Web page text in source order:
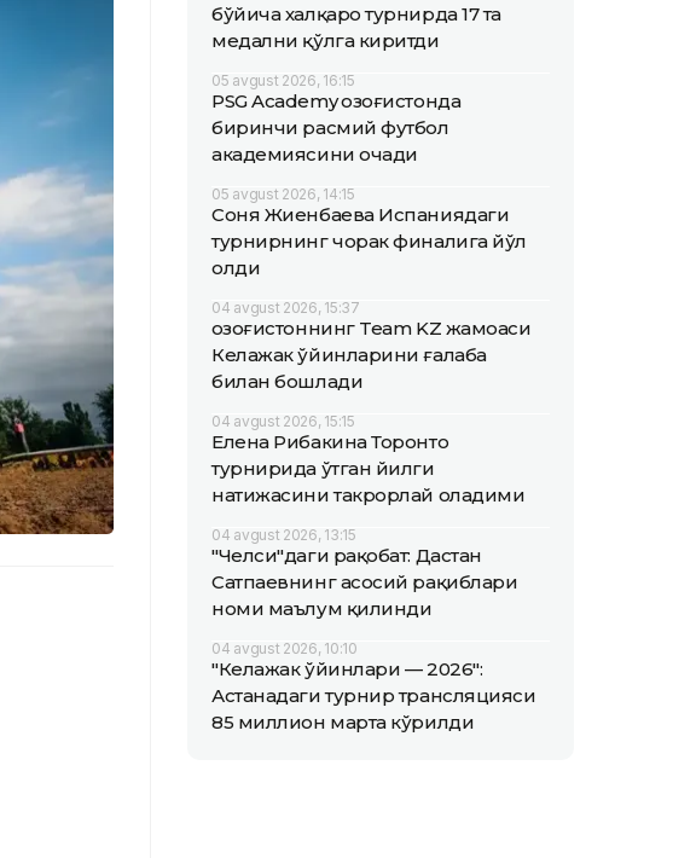
бўйича халқаро турнирда 17 та
медални қўлга киритди
05 avgust 2026, 16:15
PSG Academy Қозоғистонда
биринчи расмий футбол
академиясини очади
05 avgust 2026, 14:15
Соня Жиенбаева Испаниядаги
турнирнинг чорак финалига йўл
олди
04 avgust 2026, 15:37
Қозоғистоннинг Team KZ жамоаси
Келажак ўйинларини ғалаба
билан бошлади
04 avgust 2026, 15:15
Елена Рибакина Торонто
турнирида ўтган йилги
натижасини такрорлай оладими
04 avgust 2026, 13:15
"Челси"даги рақобат: Дастан
Сатпаевнинг асосий рақиблари
номи маълум қилинди
04 avgust 2026, 10:10
"Келажак ўйинлари — 2026":
Астанадаги турнир трансляцияси
85 миллион марта кўрилди